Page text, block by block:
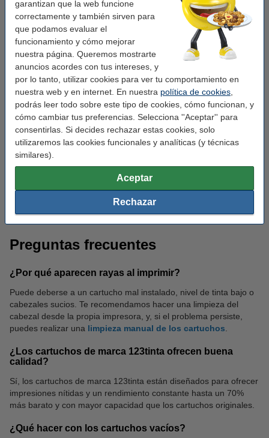
garantizan que la web funcione
correctamente y también sirven para
que podamos evaluar el
funcionamiento y cómo mejorar
nuestra página. Queremos mostrarte
anuncios acordes con tus intereses, y
por lo tanto, utilizar cookies para ver tu comportamiento en
nuestra web y en internet. En nuestra política de cookies
podrás leer todo sobre este tipo de cookies, cómo funcionan, y
cómo cambiar tus preferencias. Selecciona ''Aceptar'' para
consentirlas. Si decides rechazar estas cookies, solo
utilizaremos las cookies funcionales y analíticas (y técnicas
similares).
Aceptar
Rechazar
Folios de papel Impresoras de tinta
Papel fotográfico Grapadoras y grapas
Preguntas frecuentes
¿Por qué aparecen rayas al imprimir?
Puede deberse a un cartucho mal instalado, nivel de tinta bajo o
cabezales sucios. Te recomendamos hacer una limpieza del
cabezal desde la propia impresora, y, si el problema persiste,
puedes realizar una limpieza manual de los cartuchos.
¿Los cartuchos de marca 123tinta ofrecen buena
calidad?
Sí, los cartuchos de marca 123tinta están diseñados para ofrecer
impresiones nítidas y un rendimiento constante hasta un 70%
más barato y con mayor capacidad que los cartuchos originales.
¿Qué hacer con los cartuchos vacíos?